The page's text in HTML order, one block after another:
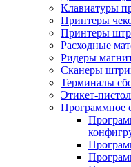
Клавиатуры
Принтеры
Принтеры
Расходные
Ридеры
Сканеры
Терминалы
Этикет-
Программное